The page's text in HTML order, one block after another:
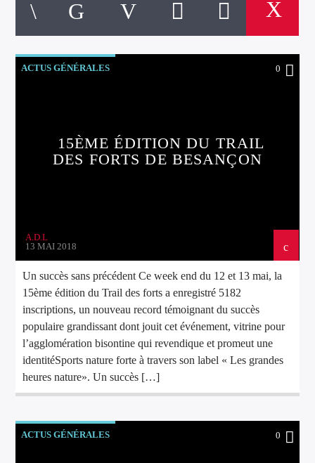
ACTUS GÉNÉRALES 0
15ÈME ÉDITION DU TRAIL
DES FORTS DE BESANÇON
A.D.L
13 MAI 2018
Un succès sans précédent Ce week end du 12 et 13 mai, la
15ème édition du Trail des forts a enregistré 5182
inscriptions, un nouveau record témoignant du succès
populaire grandissant dont jouit cet événement, vitrine pour
l’agglomération bisontine qui revendique et promeut une
identitéSports nature forte à travers son label « Les grandes
heures nature». Un succès […]
ACTUS GÉNÉRALES 0